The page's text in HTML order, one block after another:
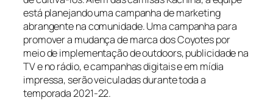
está planejando uma campanha de marketing
abrangente na comunidade. Uma campanha para
promover a mudança de marca dos Coyotes por
meio de implementação de outdoors, publicidade na
TV e no rádio, e campanhas digitais e em mídia
impressa, serão veiculadas durante toda a
temporada 2021-22.